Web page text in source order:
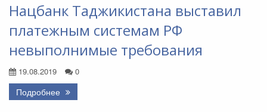
Нацбанк Таджикистана выставил
платежным системам РФ
невыполнимые требования
19.08.2019 0
Подробнее